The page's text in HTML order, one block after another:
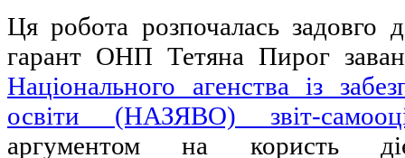
Ця робота розпочалась задовго
гарант ОНП Тетяна Пирог
Національного агенства із
освіти (НАЗЯВО) звіт-
аргументом на користь